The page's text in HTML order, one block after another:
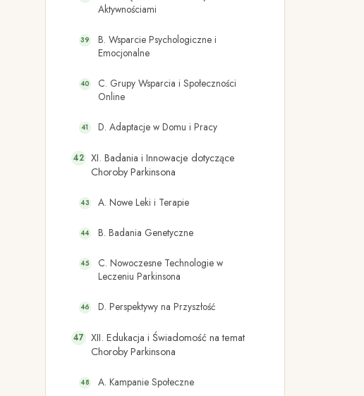
Aktywnościami
B. Wsparcie Psychologiczne i
Emocjonalne
C. Grupy Wsparcia i Społeczności
Online
D. Adaptacje w Domu i Pracy
XI. Badania i Innowacje dotyczące
Choroby Parkinsona
A. Nowe Leki i Terapie
B. Badania Genetyczne
C. Nowoczesne Technologie w
Leczeniu Parkinsona
D. Perspektywy na Przyszłość
XII. Edukacja i Świadomość na temat
Choroby Parkinsona
A. Kampanie Społeczne